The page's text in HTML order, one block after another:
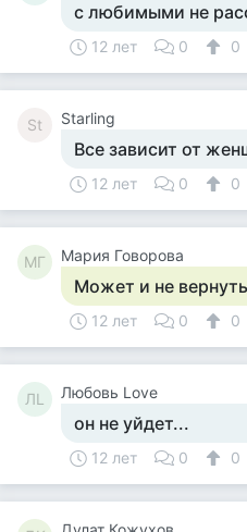
с любимыми не
12 лет 0 0
St Starling
Все зависит от
12 лет 0 0
МГ Мария Говорова
Может и не
12 лет 0 0
ЛL Любовь Love
он не уйдет...
12 лет 0 0